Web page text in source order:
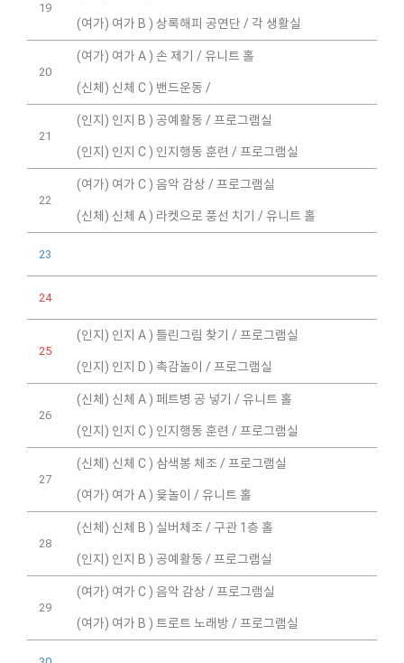
19
(여가) 여가 B ) 상록해피 공연단 / 각 생활실
20
(여가) 여가 A ) 손 제기 / 유니트 홀
(신체) 신체 C ) 밴드운동 /
21
(인지) 인지 B ) 공예활동 / 프로그램실
(인지) 인지 C ) 인지행동 훈련 / 프로그램실
22
(여가) 여가 C ) 음악 감상 / 프로그램실
(신체) 신체 A ) 라켓으로 풍선 치기 / 유니트 홀
23
24
25
(인지) 인지 A ) 틀린그림 찾기 / 프로그램실
(인지) 인지 D ) 촉감놀이 / 프로그램실
26
(신체) 신체 A ) 페트병 공 넣기 / 유니트 홀
(인지) 인지 C ) 인지행동 훈련 / 프로그램실
27
(신체) 신체 C ) 삼색봉 체조 / 프로그램실
(여가) 여가 A ) 윷놀이 / 유니트 홀
28
(신체) 신체 B ) 실버체조 / 구관 1층 홀
(인지) 인지 B ) 공예활동 / 프로그램실
29
(여가) 여가 C ) 음악 감상 / 프로그램실
(여가) 여가 B ) 트로트 노래방 / 프로그램실